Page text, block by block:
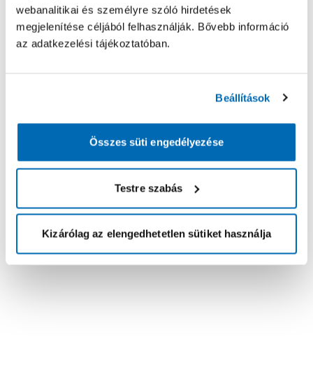
webanalitikai és személyre szóló hirdetések
megjelenítése céljából felhasználják. Bővebb információ
az adatkezelési tájékoztatóban.
Beállítások
Összes süti engedélyezése
Testre szabás
Kizárólag az elengedhetetlen sütiket használja